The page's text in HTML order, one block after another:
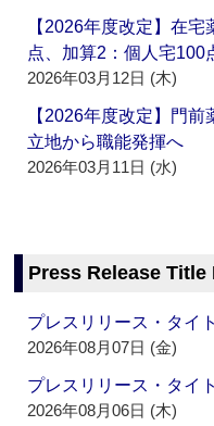
【2026年度改定】在
点、加算2：個人宅
2026年03月12日 (木)
【2026年度改定】門
立地から職能発揮へ
2026年03月11日 (水)
Press Release Title
プレスリリース・タ
2026年08月07日 (金)
プレスリリース・タ
2026年08月06日 (木)